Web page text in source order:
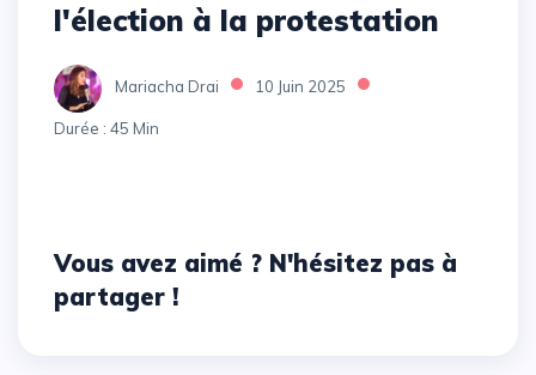
l'élection à la protestation
Mariacha Drai 10 Juin 2025
Durée : 45 Min
Vous avez aimé ? N'hésitez pas à
partager !